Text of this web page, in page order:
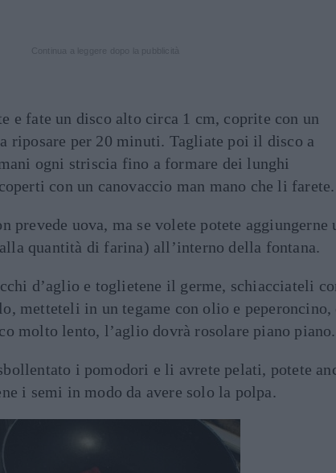
e fate un disco alto circa 1 cm, coprite con un
riposare per 20 minuti. Tagliate poi il disco a
ogni striscia fino a formare dei lunghi
con un canovaccio man mano che li farete.
prevede uova, ma se volete potete aggiungerne
quantità di farina) all’interno della fontana.
d’aglio e toglietene il germe, schiacciateli
metteteli in un tegame con olio e peperoncino,
molto lento, l’aglio dovrà rosolare piano piano.
i pomodori e li avrete pelati, potete
i semi in modo da avere solo la polpa.